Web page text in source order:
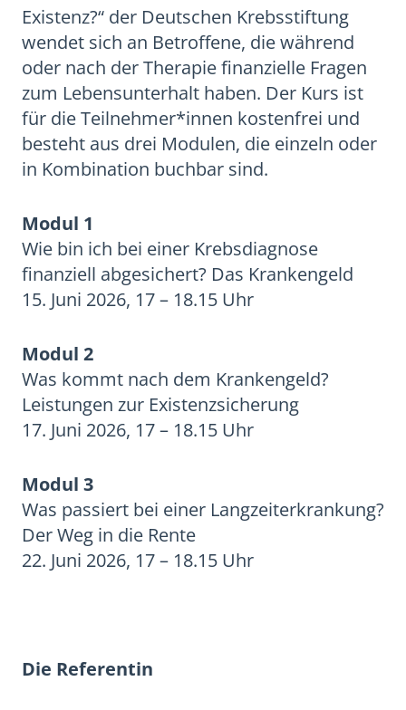
Existenz?“ der Deutschen Krebsstiftung
wendet sich an Betroffene, die während
oder nach der Therapie finanzielle Fragen
zum Lebensunterhalt haben. Der Kurs ist
für die Teilnehmer*innen kostenfrei und
besteht aus drei Modulen, die einzeln oder
in Kombination buchbar sind.
Modul 1
Wie bin ich bei einer Krebsdiagnose
finanziell abgesichert? Das Krankengeld
15. Juni 2026, 17 – 18.15 Uhr
Modul 2
Was kommt nach dem Krankengeld?
Leistungen zur Existenzsicherung
17. Juni 2026, 17 – 18.15 Uhr
Modul 3
Was passiert bei einer Langzeiterkrankung?
Der Weg in die Rente
22. Juni 2026, 17 – 18.15 Uhr
Die Referentin